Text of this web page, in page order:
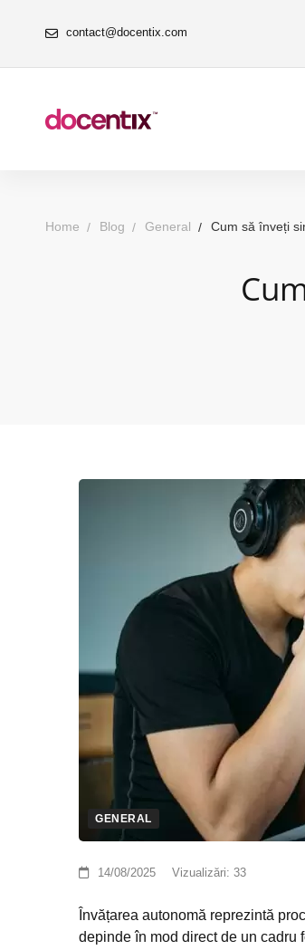
contact@docentix.com
Home Blog General Cum să înveți
GENERAL
14/08/2025 Vizualizări: 33
Învățarea autonomă reprezintă
depinde în mod direct de un cadru